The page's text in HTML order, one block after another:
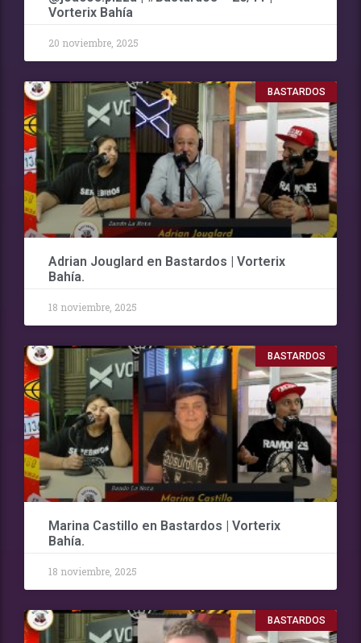
Vorterix Bahía
20 noviembre, 2025
BASTARDOS
Adrian Jouglard en Bastardos | Vorterix
Bahía.
18 noviembre, 2025
BASTARDOS
Marina Castillo en Bastardos | Vorterix
Bahía.
18 noviembre, 2025
BASTARDOS